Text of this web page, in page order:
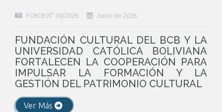
FCBCB N° 18/2026 Junio de 2026
FUNDACIÓN CULTURAL DEL BCB Y LA
UNIVERSIDAD CATÓLICA BOLIVIANA
FORTALECEN LA COOPERACIÓN PARA
IMPULSAR LA FORMACIÓN Y LA
GESTIÓN DEL PATRIMONIO CULTURAL
Ver Más